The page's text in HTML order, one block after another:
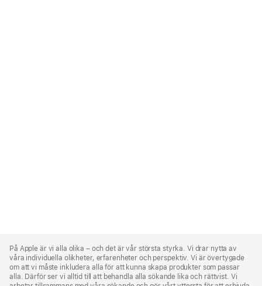
Footer
På Apple är vi alla olika – och det är vår största styrka. Vi drar nytta av
våra individuella olikheter, erfarenheter och perspektiv. Vi är övertygade
om att vi måste inkludera alla för att kunna skapa produkter som passar
alla. Därför ser vi alltid till att behandla alla sökande lika och rättvist. Vi